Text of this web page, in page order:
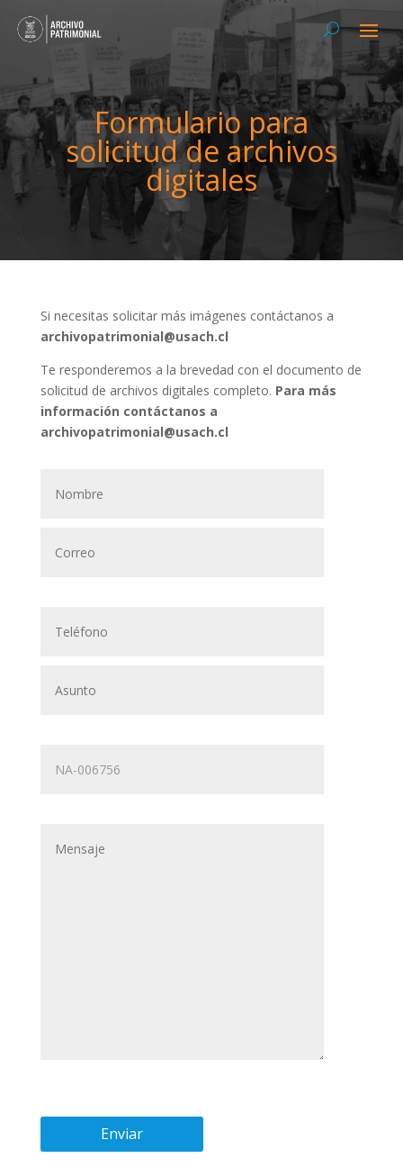
Formulario para
solicitud de archivos
digitales
Si necesitas solicitar más imágenes contáctanos a
archivopatrimonial@usach.cl
Te responderemos a la brevedad con el documento de
solicitud de archivos digitales completo. Para más
información contáctanos a
archivopatrimonial@usach.cl